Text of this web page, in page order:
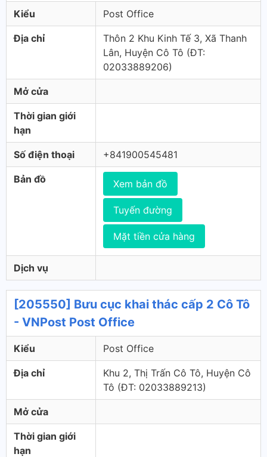
Kiểu Post Office
Địa chỉ
Thôn 2 Khu Kinh Tế 3, Xã Thanh
Lân, Huyện Cô Tô (ÐT:
02033889206)
Mở cửa
Thời gian giới
hạn
Số điện thoại +841900545481
Bản đồ Xem bản đồ
Tuyến đường
Mặt tiền cửa hàng
Dịch vụ
[205550] Bưu cục khai thác cấp 2 Cô Tô
- VNPost Post Office
Kiểu Post Office
Địa chỉ
Khu 2, Thị Trấn Cô Tô, Huyện Cô
Tô (ÐT: 02033889213)
Mở cửa
Thời gian giới
hạn